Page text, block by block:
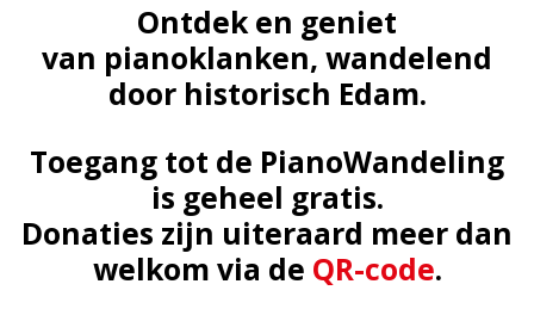
Ontdek en geniet
van pianoklanken, wandelend
door historisch Edam.
Toegang tot de PianoWandeling
is geheel gratis.
Donaties zijn uiteraard meer dan
welkom via de QR-code.